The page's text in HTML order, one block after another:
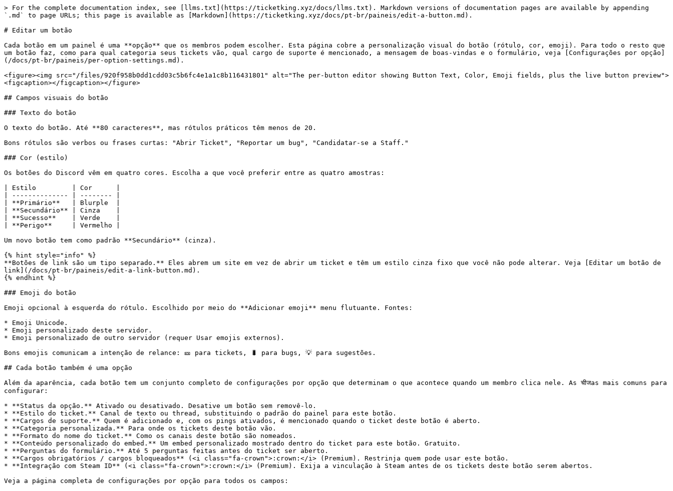
> For the complete documentation index, see [llms.txt](https://ticketking.xyz/docs/llms.txt). Markdown versions of documentation pages are available by appending
`.md` to page URLs; this page is available as [Markdown](https://ticketking.xyz/docs/pt-br/paineis/edit-a-button.md).
# Editar um botão
Cada botão em um painel é uma **opção** que os membros podem escolher. Esta página cobre a personalização visual do botão (rótulo, cor, emoji). Para todo o resto que
um botão faz, como para qual categoria seus tickets vão, qual cargo de suporte é mencionado, a mensagem de boas-vindas e o formulário, veja [Configurações por opção]
(/docs/pt-br/paineis/per-option-settings.md).
<figure><img src="/files/920f958b0dd1cdd03c5b6fc4e1a1c8b116431801" alt="The per-button editor showing Button Text, Color, Emoji fields, plus the live button preview">
<figcaption></figcaption></figure>
## Campos visuais do botão
### Texto do botão
O texto do botão. Até **80 caracteres**, mas rótulos práticos têm menos de 20.
Bons rótulos são verbos ou frases curtas: "Abrir Ticket", "Reportar um bug", "Candidatar-se a Staff."
### Cor (estilo)
Os botões do Discord vêm em quatro cores. Escolha a que você preferir entre as quatro amostras:
| Estilo         | Cor      |
| -------------- | -------- |
| **Primário**   | Blurple  |
| **Secundário** | Cinza    |
| **Sucesso**    | Verde    |
| **Perigo**     | Vermelho |
Um novo botão tem como padrão **Secundário** (cinza).
{% hint style="info" %}
**Botões de link são um tipo separado.** Eles abrem um site em vez de abrir um ticket e têm um estilo cinza fixo que você não pode alterar. Veja [Editar um botão de
link](/docs/pt-br/paineis/edit-a-link-button.md).
{% endhint %}
### Emoji do botão
Emoji opcional à esquerda do rótulo. Escolhido por meio do **Adicionar emoji** menu flutuante. Fontes:
* Emoji Unicode.
* Emoji personalizado deste servidor.
* Emoji personalizado de outro servidor (requer Usar emojis externos).
Bons emojis comunicam a intenção de relance: 🎫 para tickets, 🐛 para bugs, 💡 para sugestões.
## Cada botão também é uma opção
Além da aparência, cada botão tem um conjunto completo de configurações por opção que determinam o que acontece quando um membro clica nele. As चीजas mais comuns para
configurar:
* **Status da opção.** Ativado ou desativado. Desative um botão sem removê-lo.
* **Estilo do ticket.** Canal de texto ou thread, substituindo o padrão do painel para este botão.
* **Cargos de suporte.** Quem é adicionado e, com os pings ativados, é mencionado quando o ticket deste botão é aberto.
* **Categoria personalizada.** Para onde os tickets deste botão vão.
* **Formato do nome do ticket.** Como os canais deste botão são nomeados.
* **Conteúdo personalizado do embed.** Um embed personalizado mostrado dentro do ticket para este botão. Gratuito.
* **Perguntas do formulário.** Até 5 perguntas feitas antes do ticket ser aberto.
* **Cargos obrigatórios / cargos bloqueados** (<i class="fa-crown">:crown:</i> (Premium). Restrinja quem pode usar este botão.
* **Integração com Steam ID** (<i class="fa-crown">:crown:</i> (Premium). Exija a vinculação à Steam antes de os tickets deste botão serem abertos.
Veja a página completa de configurações por opção para todos os campos: